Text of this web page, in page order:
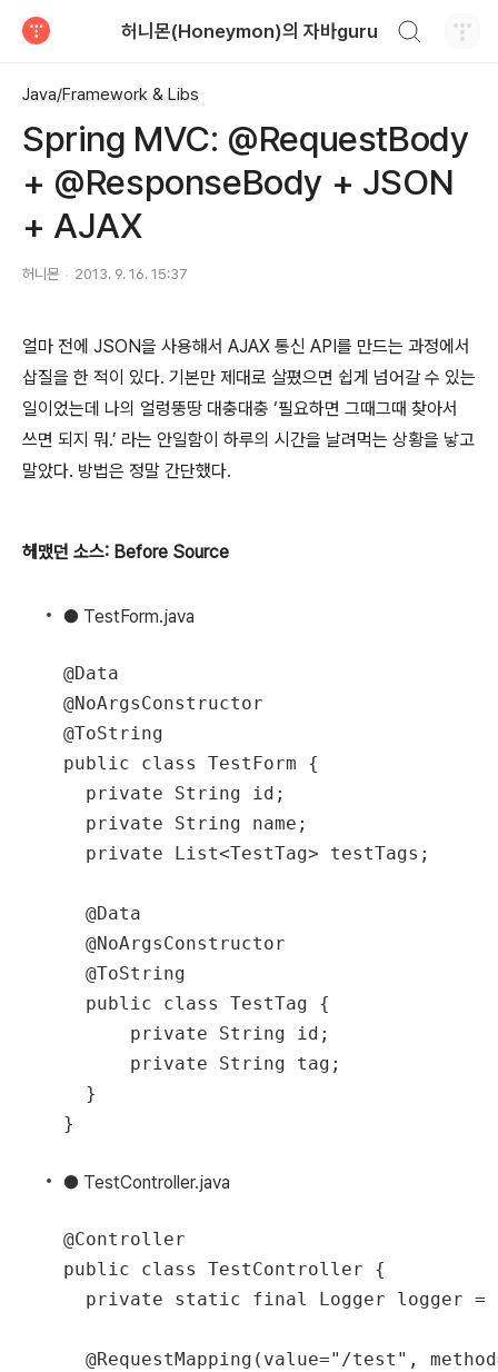
허니몬(Honeymon)의 자바guru
Java/Framework & Libs
Spring MVC: @RequestBody
+ @ResponseBody + JSON
+ AJAX
허니몬 2013. 9. 16. 15:37
얼마 전에 JSON을 사용해서 AJAX 통신 API를 만드는 과정에서
삽질을 한 적이 있다. 기본만 제대로 살폈으면 쉽게 넘어갈 수 있는
일이었는데 나의 얼렁뚱땅 대충대충 ‘필요하면 그때그때 찾아서
쓰면 되지 뭐.’ 라는 안일함이 하루의 시간을 날려먹는 상황을 낳고
말았다. 방법은 정말 간단했다.
헤맸던 소스: Before Source
● TestForm.java
@Data
@NoArgsConstructor
@ToString
public class TestForm {
  private String id;
  private String name;
  private List<TestTag> testTags;
  @Data
  @NoArgsConstructor
  @ToString
  public class TestTag {
      private String id;
      private String tag;
  }
● TestController.java
@Controller
public class TestController {
private static final Logger logger
@RequestMapping(value="/test",